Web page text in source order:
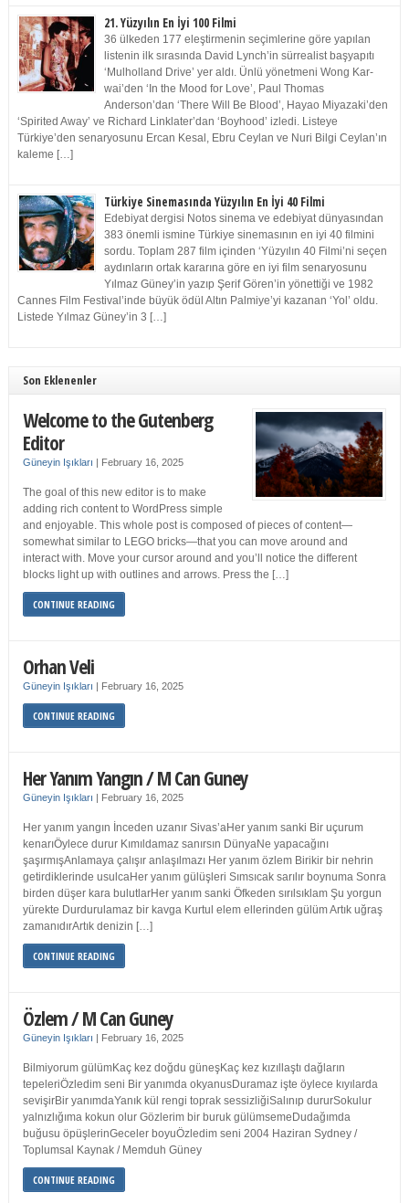
21. Yüzyılın En İyi 100 Filmi
36 ülkeden 177 eleştirmenin seçimlerine göre yapılan
listenin ilk sırasında David Lynch’in sürrealist başyapıtı
‘Mulholland Drive’ yer aldı. Ünlü yönetmeni Wong Kar-
wai’den ‘In the Mood for Love’, Paul Thomas
Anderson’dan ‘There Will Be Blood’, Hayao Miyazaki’den
‘Spirited Away’ ve Richard Linklater’dan ‘Boyhood’ izledi. Listeye
Türkiye’den senaryosunu Ercan Kesal, Ebru Ceylan ve Nuri Bilgi Ceylan’ın
kaleme […]
Türkiye Sinemasında Yüzyılın En İyi 40 Filmi
Edebiyat dergisi Notos sinema ve edebiyat dünyasından
383 önemli ismine Türkiye sinemasının en iyi 40 filmini
sordu. Toplam 287 film içinden ‘Yüzyılın 40 Filmi’ni seçen
aydınların ortak kararına göre en iyi film senaryosunu
Yılmaz Güney’in yazıp Şerif Gören’in yönettiği ve 1982
Cannes Film Festival’inde büyük ödül Altın Palmiye’yi kazanan ‘Yol’ oldu.
Listede Yılmaz Güney’in 3 […]
Son Eklenenler
Welcome to the Gutenberg
Editor
Güneyin Işıkları | February 16, 2025
The goal of this new editor is to make
adding rich content to WordPress simple
and enjoyable. This whole post is composed of pieces of content—
somewhat similar to LEGO bricks—that you can move around and
interact with. Move your cursor around and you’ll notice the different
blocks light up with outlines and arrows. Press the […]
CONTINUE READING
Orhan Veli
Güneyin Işıkları | February 16, 2025
CONTINUE READING
Her Yanım Yangın / M Can Guney
Güneyin Işıkları | February 16, 2025
Her yanım yangın İnceden uzanır Sivas’aHer yanım sanki Bir uçurum
kenarıÖylece durur Kımıldamaz sanırsın DünyaNe yapacağını
şaşırmışAnlamaya çalışır anlaşılmazı Her yanım özlem Birikir bir nehrin
getirdiklerinde usulcaHer yanım gülüşleri Sımsıcak sarılır boynuma Sonra
birden düşer kara bulutlarHer yanım sanki Öfkeden sırılsıklam Şu yorgun
yürekte Durdurulamaz bir kavga Kurtul elem ellerinden gülüm Artık uğraş
zamanıdırArtık denizin […]
CONTINUE READING
Özlem / M Can Guney
Güneyin Işıkları | February 16, 2025
Bilmiyorum gülümKaç kez doğdu güneşKaç kez kızıllaştı dağların
tepeleriÖzledim seni Bir yanımda okyanusDuramaz işte öylece kıyılarda
sevişirBir yanımdaYanık kül rengi toprak sessizliğiSalınıp dururSokulur
yalnızlığıma kokun olur Gözlerim bir buruk gülümsemeDudağımda
buğusu öpüşlerinGeceler boyuÖzledim seni 2004 Haziran Sydney /
Toplumsal Kaynak / Memduh Güney
CONTINUE READING